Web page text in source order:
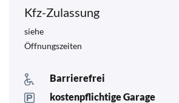
Kfz-Zulassung
siehe
Öffnungszeiten
Barrierefrei
kostenpflichtige Garage